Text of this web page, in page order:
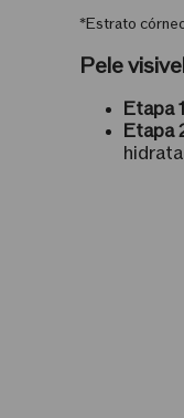
*Estrato
Pele
Etapa
Etapa